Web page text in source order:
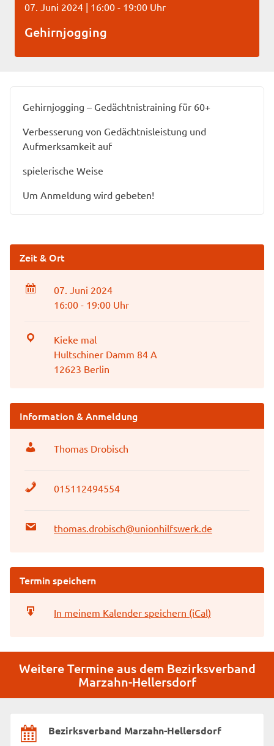
07. Juni 2024 | 16:00 - 19:00 Uhr
Gehirnjogging
Gehirnjogging – Gedächtnistraining für 60+
Verbesserung von Gedächtnisleistung und
Aufmerksamkeit auf
spielerische Weise
Um Anmeldung wird gebeten!
Zeit & Ort
07. Juni 2024
16:00 - 19:00 Uhr
Kieke mal
Hultschiner Damm 84 A
12623 Berlin
Information & Anmeldung
Thomas Drobisch
015112494554
thomas.drobisch@unionhilfswerk.de
Termin speichern
In meinem Kalender speichern (iCal)
Weitere Termine aus dem Bezirksverband
Marzahn-Hellersdorf
Bezirksverband Marzahn-Hellersdorf